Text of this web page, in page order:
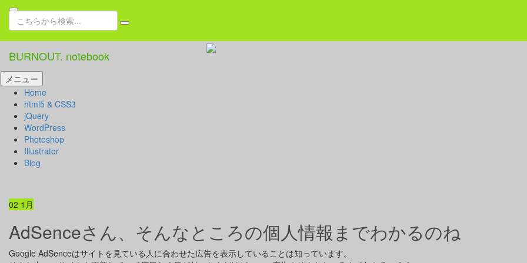
検
索:
BURNOUT. notebook
メニュー コ
ン
テ
ン
ツ
へ
ス
Home
html5 & CSS3
jQuery
WordPress
Photoshop
Illustrator
Blog
02 1月
AdSenceさん、そんなところの個人情報までわかるのね
Google AdSenceはサイトを見ている人に合わせた広告を表示していることは知っています。